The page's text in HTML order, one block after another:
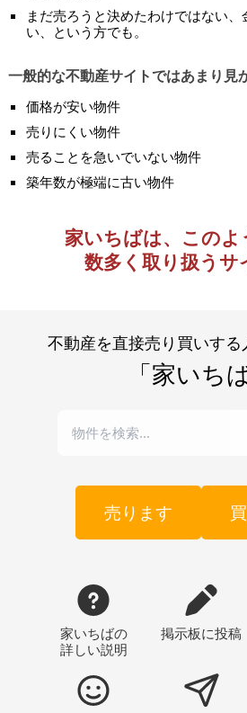
まだ売ろうと決めたわけではない、
い、という方でも。
一般的な不動産サイトではあまり見
価格が安い物件
売りにくい物件
売ることを急いでいない物件
築年数が極端に古い物件
家いちばは、このよ
数多く取り扱うサ
不動産を直接売り買いする
「家いち
売ります
家いちばの
詳しい説明
掲示板に投稿